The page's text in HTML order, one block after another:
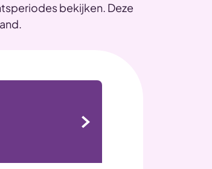
bekijken. Deze